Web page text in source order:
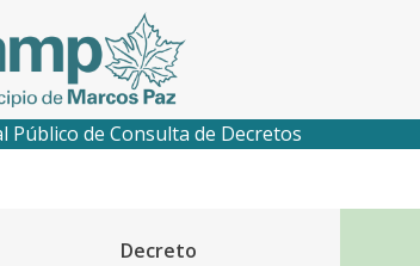
Público de Consulta de Decretos
Decreto